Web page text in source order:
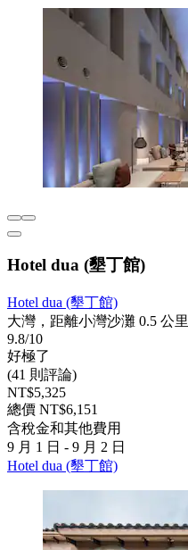
Hotel dua (墾丁館)
Hotel dua (墾丁館)
大灣，距離小灣沙灘 0.5 公里
9.8/10
好極了
(41 則評論)
NT$5,325
總價 NT$6,151
含稅金和其他費用
9 月 1 日 - 9 月 2 日
Hotel dua (墾丁館)